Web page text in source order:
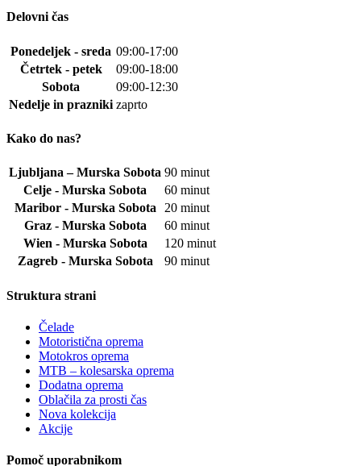
Delovni čas
Ponedeljek - sreda 09:00-17:00
Četrtek - petek
09:00-18:00
Sobota
09:00-12:30
Nedelje in prazniki zaprto
Kako do nas?
Ljubljana – Murska Sobota 90 minut
Celje - Murska Sobota
60 minut
Maribor - Murska Sobota
20 minut
Graz - Murska Sobota
60 minut
Wien - Murska Sobota
120 minut
Zagreb - Murska Sobota
90 minut
Struktura strani
Čelade
Motoristična oprema
Motokros oprema
MTB – kolesarska oprema
Dodatna oprema
Oblačila za prosti čas
Nova kolekcija
Akcije
Pomoč uporabnikom